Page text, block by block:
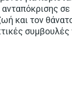
σε
και τον